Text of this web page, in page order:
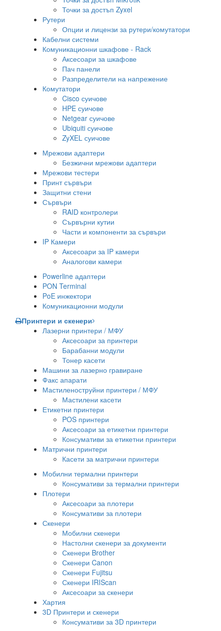
Точки за достъп Zyxel
Рутери
Опции и лицензи за рутери/комутатори
Кабелни системи
Комуникационни шкафове - Rack
Аксесоари за шкафове
Пач панели
Разпределители на напрежение
Комутатори
Cisco суичове
HPE суичове
Netgear суичове
Ubiquiti суичове
ZyXEL суичове
Мрежови адаптери
Безжични мрежови адаптери
Мрежови тестери
Принт сървъри
Защитни стени
Сървъри
RAID контролери
Сървърни кутии
Части и компоненти за сървъри
IP Камери
Аксесоари за IP камери
Аналогови камери
Powerline адаптери
PON Terminal
PoE инжектори
Комуникационни модули
Принтери и скенери
Лазерни принтери / МФУ
Аксесоари за принтери
Барабанни модули
Тонер касети
Машини за лазерно гравиране
Факс апарати
Мастиленоструйни принтери / МФУ
Мастилени касети
Етикетни принтери
POS принтери
Аксесоари за етикетни принтери
Консумативи за етикетни принтери
Матрични принтери
Касети за матрични принтери
Мобилни термални принтери
Консумативи за термални принтери
Плотери
Аксесоари за плотери
Консумативи за плотери
Скенери
Мобилни скенери
Настолни скенери за документи
Скенери Brother
Скенери Canon
Скенери Fujitsu
Скенери IRIScan
Аксесоари за скенери
Хартия
3D Принтери и скенери
Консумативи за 3D принтери